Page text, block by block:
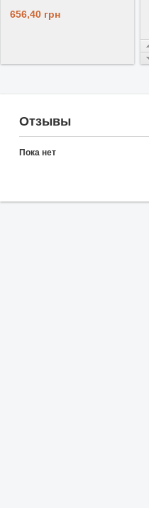
656,40 грн
Отзывы
Пока нет